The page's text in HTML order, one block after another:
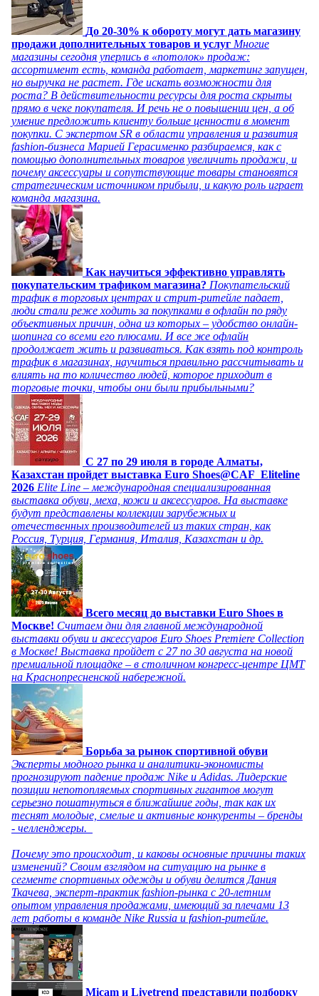
До 20-30% к обороту могут дать магазину
продажи дополнительных товаров и услуг Многие
магазины сегодня уперлись в «потолок» продаж:
ассортимент есть, команда работает, маркетинг запущен,
но выручка не растет. Где искать возможности для
роста? В действительности ресурсы для роста скрыты
прямо в чеке покупателя. И речь не о повышении цен, а об
умение предложить клиенту больше ценности в момент
покупки. С экспертом SR в области управления и развития
fashion-бизнеса Марией Герасименко разбираемся, как с
помощью дополнительных товаров увеличить продажи, и
почему аксессуары и сопутствующие товары становятся
стратегическим источником прибыли, и какую роль играет
команда магазина.
Как научиться эффективно управлять
покупательским трафиком магазина? Покупательский
трафик в торговых центрах и стрит-ритейле падает,
люди стали реже ходить за покупками в офлайн по ряду
объективных причин, одна из которых – удобство онлайн-
шопинга со всеми его плюсами. И все же офлайн
продолжает жить и развиваться. Как взять под контроль
трафик в магазинах, научиться правильно рассчитывать и
влиять на то количество людей, которое приходит в
торговые точки, чтобы они были прибыльными?
C 27 по 29 июля в городе Алматы,
Казахстан пройдет выставка Euro Shoes@CAF_Eliteline
2026 Elite Line – международная специализированная
выставка обуви, меха, кожи и аксессуаров. На выставке
будут представлены коллекции зарубежных и
отечественных производителей из таких стран, как
Россия, Турция, Германия, Италия, Казахстан и др.
Всего месяц до выставки Euro Shoes в
Москве! Считаем дни для главной международной
выставки обуви и аксессуаров Euro Shoes Premiere Collection
в Москве! Выставка пройдет с 27 по 30 августа на новой
премиальной площадке – в столичном конгресс-центре ЦМТ
на Краснопресненской набережной.
Борьба за рынок спортивной обуви
Эксперты модного рынка и аналитики-экономисты
прогнозируют падение продаж Nike и Adidas. Лидерские
позиции непотопляемых спортивных гигантов могут
серьезно пошатнуться в ближайшие годы, так как их
теснят молодые, смелые и активные конкуренты – бренды
- челленджеры.
Почему это происходит, и каковы основные причины таких
изменений? Своим взглядом на ситуацию на рынке в
сегменте спортивных одежды и обуви делится Дания
Ткачева, эксперт-практик fashion-рынка с 20-летним
опытом управления продажами, имеющий за плечами 13
лет работы в команде Nike Russia и fashion-ритейле.
Micam и Livetrend представили подборку